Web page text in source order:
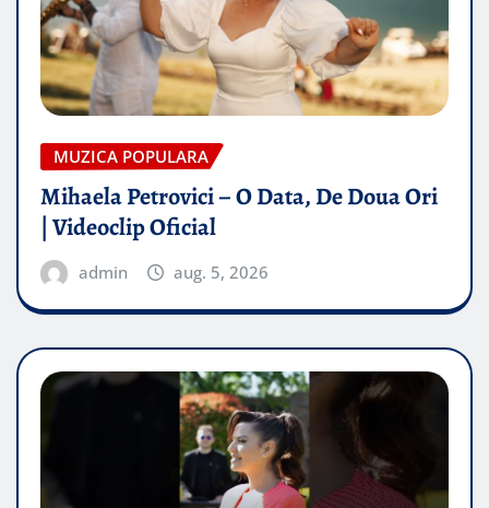
MUZICA POPULARA
Mihaela Petrovici – O Data, De Doua Ori
| Videoclip Oficial
admin aug. 5, 2026